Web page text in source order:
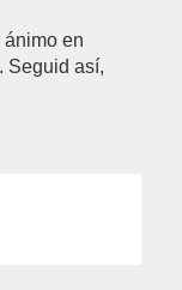
ánimo en
Seguid así,